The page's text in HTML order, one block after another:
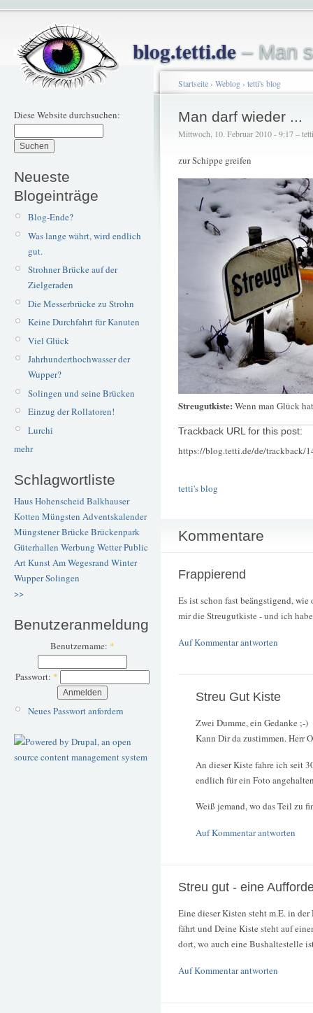
blog.tetti.de– Man
Diese Website durchsuchen:
Neueste
Blogeinträge
Blog-Ende?
Was lange währt, wird endlich
gut.
Strohner Brücke auf der
Zielgeraden
Die Messerbrücke zu Strohn
Keine Durchfahrt für Kanuten
Viel Glück
Jahrhunderthochwasser der
Wupper?
Solingen und seine Brücken
Einzug der Rollatoren!
Lurchi
mehr
Schlagwortliste
Haus Hohenscheid Balkhauser
Kotten Müngsten Adventskalender
Müngstener BrückeBrückenpark
Güterhallen Werbung WetterPublic
ArtKunstAm Wegesrand Winter
WupperSolingen
>>
Benutzeranmeldung
Benutzername: *
Passwort: *
Neues Passwort anfordern
Startseite› Weblog› tetti's blog
Man darf wieder ...
Mittwoch, 10. Februar 2010 - 9:17 – tetti
zur Schippe greifen
Streugutkiste: Wenn man Glück
Trackback URL for this post:
https://blog.tetti.de/de/trackback/
tetti's blog
Kommentare
Frappierend
Es ist schon fast beängstigend,
mir die Streugutkiste - und ich
Auf Kommentar antworten
Streu Gut Kiste
Zwei Dumme, ein Gedanke ;-)
Kann Dir da zustimmen. Herr
An dieser Kiste fahre ich seit
endlich für ein Foto
Weiß jemand, wo das Teil zu
Auf Kommentar antworten
Streu gut - eine
Eine dieser Kisten steht m.E. in
fährt und Deine Kiste steht auf
dort, wo auch eine Bushaltestelle
Auf Kommentar antworten